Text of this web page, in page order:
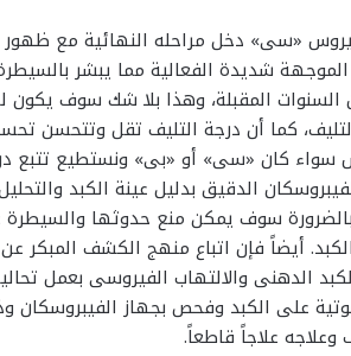
«سى» دخل مراحله النهائية مع
شديدة الفعالية مما يبشر
المقبلة، وهذا بلا شك سوف يكون
كما أن درجة التليف تقل وتتحسن
سواء كان «سى» أو «بى» ونستطيع تتبع
الدقيق بدليل عينة الكبد
سوف يمكن منع حدوثها والسيطرة
أيضاً فإن اتباع منهج الكشف المبكر
الدهنى والالتهاب الفيروسى بعمل
على الكبد وفحص بجهاز الفيبروسكان
وعلاجه علاجاً قاطعاً.